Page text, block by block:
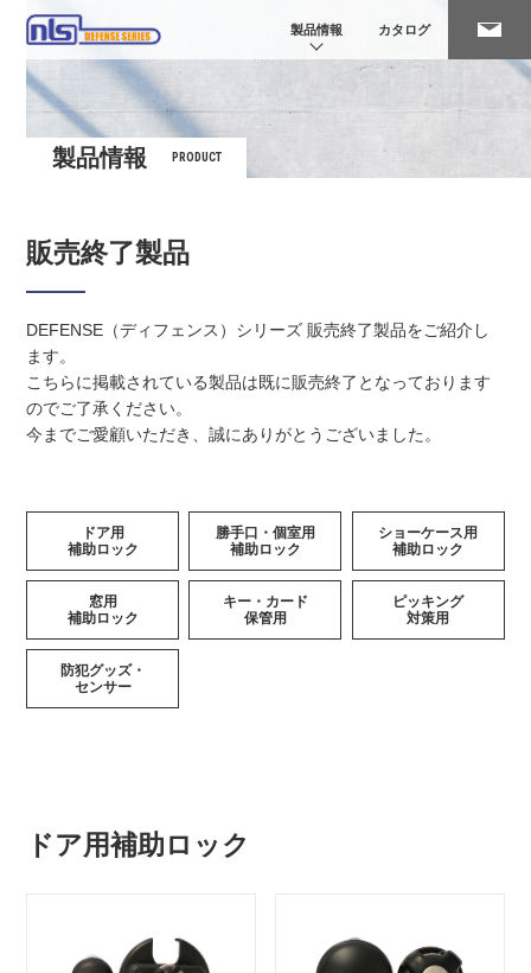
製品情報 カタログ
製品情報 PRODUCT
販売終了製品
DEFENSE（ディフェンス）シリーズ 販売終了製品をご紹介し
ます。
こちらに掲載されている製品は既に販売終了となっております
のでご了承ください。
今までご愛顧いただき、誠にありがとうございました。
ドア用
補助ロック
勝手口・個室用
補助ロック
ショーケース用
補助ロック
窓用
補助ロック
キー・カード
保管用
ピッキング
対策用
防犯グッズ・
センサー
ドア用補助ロック